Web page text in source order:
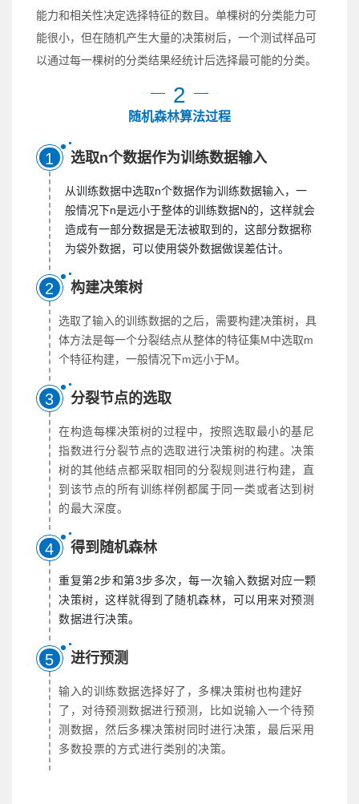
能力和相关性决定选择特征的数目。单棵树的分类能力可
能很小，但在随机产生大量的决策树后，一个测试样品可
以通过每一棵树的分类结果经统计后选择最可能的分类。
2
随机森林算法过程
1 选取n个数据作为训练数据输入
从训练数据中选取n个数据作为训练数据输入，一
般情况下n是远小于整体的训练数据N的，这样就会
造成有一部分数据是无法被取到的，这部分数据称
为袋外数据，可以使用袋外数据做误差估计。
2 构建决策树
选取了输入的训练数据的之后，需要构建决策树，具
体方法是每一个分裂结点从整体的特征集M中选取m
个特征构建，一般情况下m远小于M。
3 分裂节点的选取
在构造每棵决策树的过程中，按照选取最小的基尼
指数进行分裂节点的选取进行决策树的构建。决策
树的其他结点都采取相同的分裂规则进行构建，直
到该节点的所有训练样例都属于同一类或者达到树
的最大深度。
4 得到随机森林
重复第2步和第3步多次，每一次输入数据对应一颗
决策树，这样就得到了随机森林，可以用来对预测
数据进行决策。
5 进行预测
输入的训练数据选择好了，多棵决策树也构建好
了，对待预测数据进行预测，比如说输入一个待预
测数据，然后多棵决策树同时进行决策，最后采用
多数投票的方式进行类别的决策。